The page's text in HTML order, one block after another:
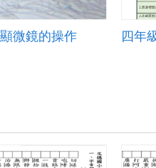
微鏡的操作 四年